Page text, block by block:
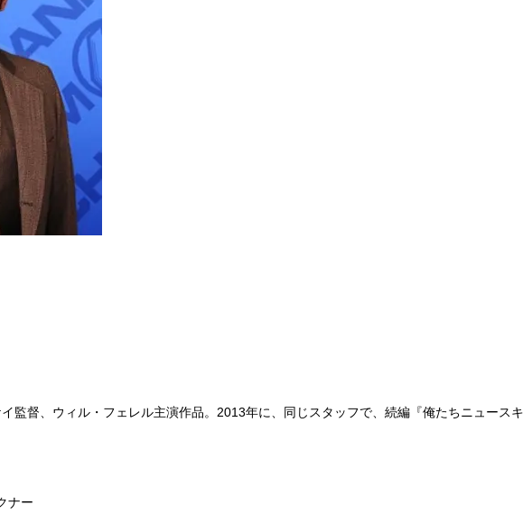
督、ウィル・フェレル主演作品。2013年に、同じスタッフで、続編『俺たちニュースキ
ナー